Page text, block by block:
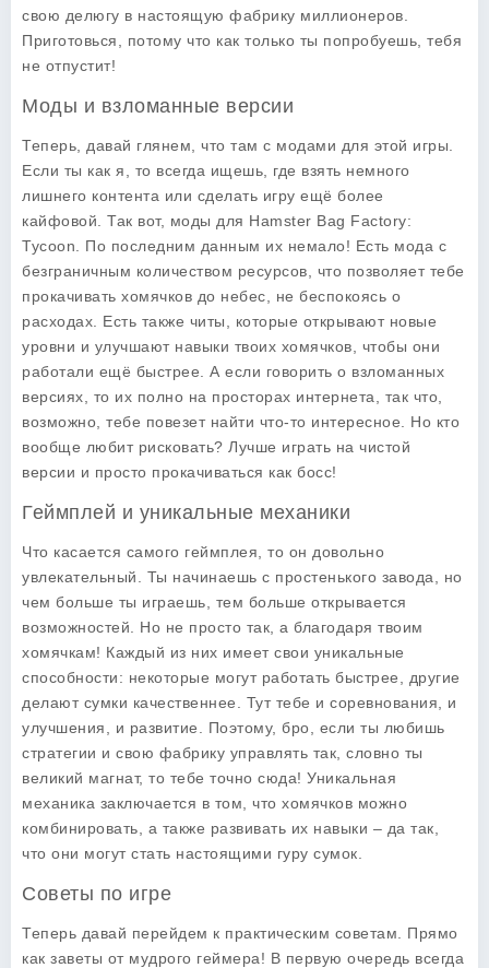
свою делюгу в настоящую фабрику миллионеров.
Приготовься, потому что как только ты попробуешь, тебя
не отпустит!
Моды и взломанные версии
Теперь, давай глянем, что там с модами для этой игры.
Если ты как я, то всегда ищешь, где взять немного
лишнего контента или сделать игру ещё более
кайфовой. Так вот, моды для Hamster Bag Factory:
Tycoon. По последним данным их немало! Есть мода с
безграничным количеством ресурсов, что позволяет тебе
прокачивать хомячков до небес, не беспокоясь о
расходах. Есть также читы, которые открывают новые
уровни и улучшают навыки твоих хомячков, чтобы они
работали ещё быстрее. А если говорить о взломанных
версиях, то их полно на просторах интернета, так что,
возможно, тебе повезет найти что-то интересное. Но кто
вообще любит рисковать? Лучше играть на чистой
версии и просто прокачиваться как босс!
Геймплей и уникальные механики
Что касается самого геймплея, то он довольно
увлекательный. Ты начинаешь с простенького завода, но
чем больше ты играешь, тем больше открывается
возможностей. Но не просто так, а благодаря твоим
хомячкам! Каждый из них имеет свои уникальные
способности: некоторые могут работать быстрее, другие
делают сумки качественнее. Тут тебе и соревнования, и
улучшения, и развитие. Поэтому, бро, если ты любишь
стратегии и свою фабрику управлять так, словно ты
великий магнат, то тебе точно сюда! Уникальная
механика заключается в том, что хомячков можно
комбинировать, а также развивать их навыки – да так,
что они могут стать настоящими гуру сумок.
Советы по игре
Теперь давай перейдем к практическим советам. Прямо
как заветы от мудрого геймера! В первую очередь всегда